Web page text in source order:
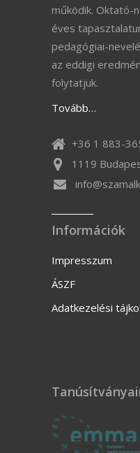
működik. Oktató-
éves
pedagógiai-
az eddigi
folytatjuk.
Tovább…
+36 1 883-
1119
Információk
Impresszum
ÁSZF
Adatkezelési